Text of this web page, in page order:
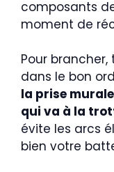
composants
moment de
Pour
dans le bon
la prise
qui va à la
évite les arcs
bien votre